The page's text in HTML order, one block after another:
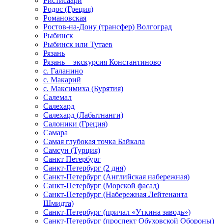
Родос (Греция)
Романовская
Ростов-на-Дону (трансфер) Волгоград
Рыбинск
Рыбинск или Тутаев
Рязань
Рязань + экскурсия Константиново
с. Галанино
с. Макарий
с. Максимиха (Бурятия)
Салемал
Салехард
Салехард (Лабытнанги)
Салоники (Греция)
Самара
Самая глубокая точка Байкала
Самсун (Турция)
Санкт Петербург
Санкт-Петербург (2 дня)
Санкт-Петербург (Английская набережная)
Санкт-Петербург (Морской фасад)
Санкт-Петербург (Набережная Лейтенанта
Шмидта)
Санкт-Петербург (причал «Уткина заводь»)
Санкт-Петербург (проспект Обуховской Обороны)